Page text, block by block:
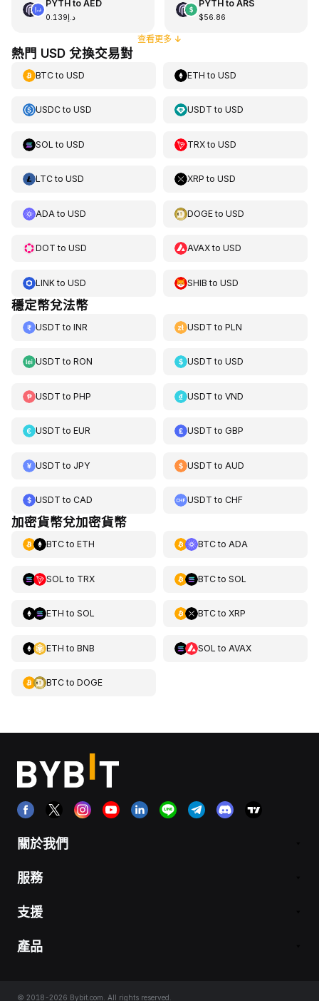
PYTHto AED
د.إ0.139
PYTHto ARS
$56.86
查看更多↓
熱門 USD 兌換交易對
BTCto USD ETH toUSD
USDCto USD USDT toUSD
SOL to USD TRXtoUSD
LTCto USD XRP toUSD
ADA to USD DOGEtoUSD
DOT to USD AVAXtoUSD
LINKto USD SHIB toUSD
穩定幣兌法幣
USDT to INR USDT toPLN
USDT to RON USDT toUSD
USDT to PHP USDT toVND
USDT to EUR USDT toGBP
USDT to JPY USDT to AUD
USDT to CAD USDT toCHF
加密貨幣兌加密貨幣
BTCto ETH BTCto ADA
SOL to TRX BTCto SOL
ETH to SOL BTCto XRP
ETH to BNB SOL to AVAX
BTCto DOGE
關於我們
服務
支援
產品
© 2018-2026 Bybit.com. All rights reserved.